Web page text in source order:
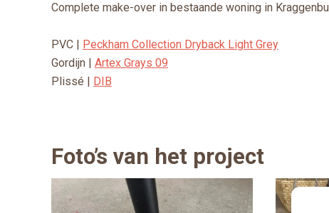
Complete make-over in bestaande woning in
PVC |
Peckham Collection Dryback Light Grey
Gordijn | Artex Grays 09
Plissé |
DIB
Foto’s van het project